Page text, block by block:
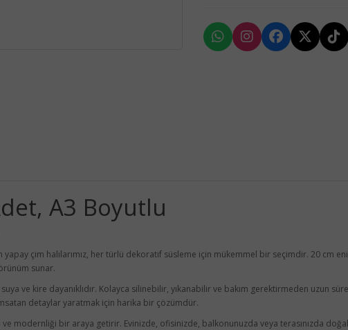
A3 Boyutlu
çim halılarımız, her türlü dekoratif süsleme için mükemmel bir seçimdir. 20 cm
sunar.
ve kire dayanıklıdır. Kolayca silinebilir, yıkanabilir ve bakım gerektirmeden uzun
detaylar yaratmak için harika bir çözümdür.
ve modernliği bir araya getirir. Evinizde, ofisinizde, balkonunuzda veya terasınızda